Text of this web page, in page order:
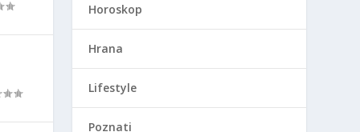
Horoskop
Hrana
Lifestyle
Poznati